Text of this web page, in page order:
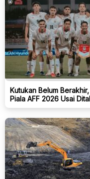
Kutukan Belum
Piala AFF 2026 Usai